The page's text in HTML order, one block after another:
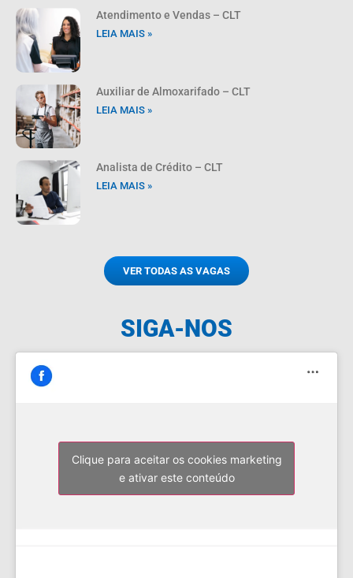
Atendimento e Vendas – CLT
LEIA MAIS »
Auxiliar de Almoxarifado – CLT
LEIA MAIS »
Analista de Crédito – CLT
LEIA MAIS »
VER TODAS AS VAGAS
SIGA-NOS
Clique para aceitar os cookies marketing
e ativar este conteúdo